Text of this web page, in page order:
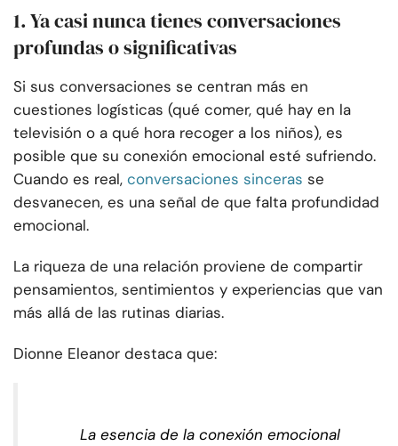
1. Ya casi nunca tienes conversaciones
profundas o significativas
Si sus conversaciones se centran más en
cuestiones logísticas (qué comer, qué hay en la
televisión o a qué hora recoger a los niños), es
posible que su conexión emocional esté sufriendo.
Cuando es real, conversaciones sinceras se
desvanecen, es una señal de que falta profundidad
emocional.
La riqueza de una relación proviene de compartir
pensamientos, sentimientos y experiencias que van
más allá de las rutinas diarias.
Dionne Eleanor destaca que:
La esencia de la conexión emocional